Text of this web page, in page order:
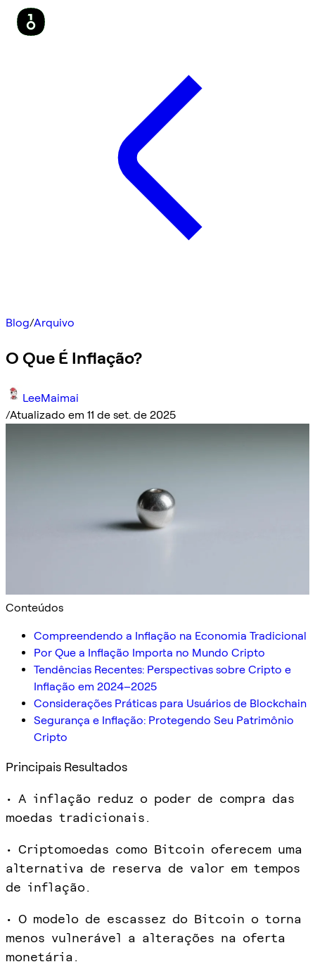
Blog/Arquivo
O Que É Inflação?
LeeMaimai
/Atualizado em 11 de set. de 2025
Conteúdos
Compreendendo a Inflação na Economia Tradicional
Por Que a Inflação Importa no Mundo Cripto
Tendências Recentes: Perspectivas sobre Cripto e
Inflação em 2024–2025
Considerações Práticas para Usuários de Blockchain
Segurança e Inflação: Protegendo Seu Patrimônio
Cripto
Principais Resultados
• A inflação reduz o poder de compra das
moedas tradicionais.
• Criptomoedas como Bitcoin oferecem uma
alternativa de reserva de valor em tempos
de inflação.
• O modelo de escassez do Bitcoin o torna
menos vulnerável a alterações na oferta
monetária.